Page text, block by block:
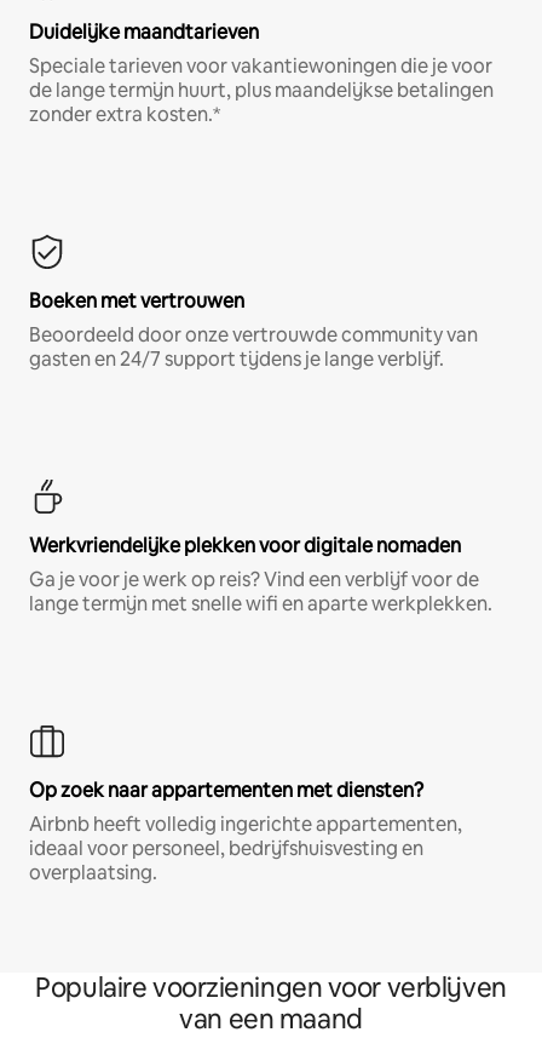
Duidelijke maandtarieven
Speciale tarieven voor vakantiewoningen die je voor
de lange termijn huurt, plus maandelijkse betalingen
zonder extra kosten.*
Boeken met vertrouwen
Beoordeeld door onze vertrouwde community van
gasten en 24/7 support tijdens je lange verblijf.
Werkvriendelijke plekken voor digitale nomaden
Ga je voor je werk op reis? Vind een verblijf voor de
lange termijn met snelle wifi en aparte werkplekken.
Op zoek naar appartementen met diensten?
Airbnb heeft volledig ingerichte appartementen,
ideaal voor personeel, bedrijfshuisvesting en
overplaatsing.
Populaire voorzieningen voor verblijven
van een maand